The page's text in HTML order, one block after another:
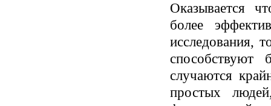
Оказывается
более
исследования,
способствуют
случаются
простых